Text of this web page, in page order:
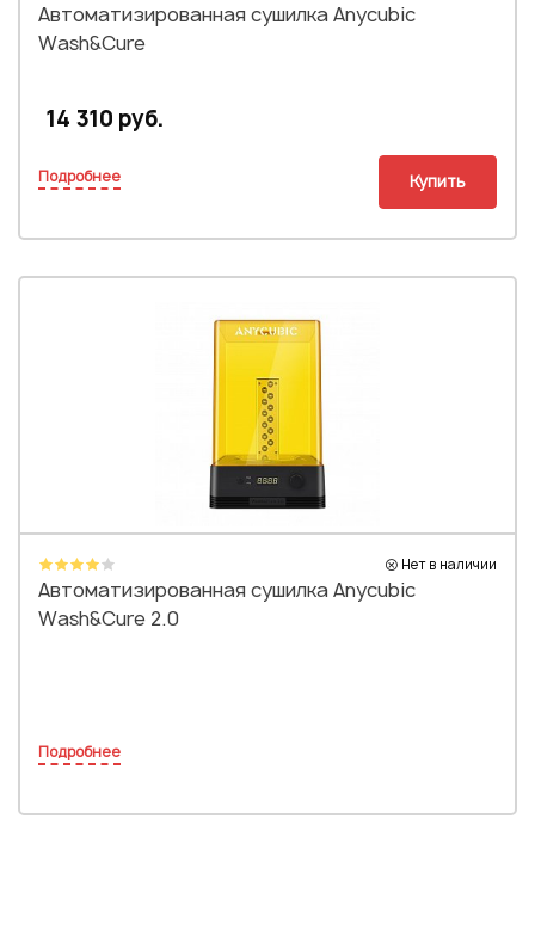
Автоматизированная сушилка Anycubic
Wash&Cure
14 310 руб.
Подробнее Купить
Нет в наличии
Автоматизированная сушилка Anycubic
Wash&Cure 2.0
Подробнее